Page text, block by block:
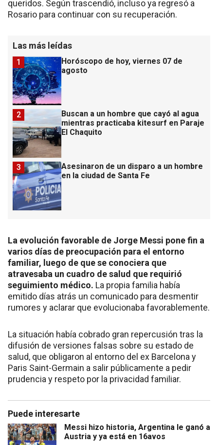
queridos. Según trascendió, incluso ya regresó a
Rosario para continuar con su recuperación.
Las más leídas
Horóscopo de hoy, viernes 07 de
agosto
1
Buscan a un hombre que cayó al agua
mientras practicaba kitesurf en Paraje
El Chaquito
2
Asesinaron de un disparo a un hombre
en la ciudad de Santa Fe
3
La evolución favorable de Jorge Messi pone fin a
varios días de preocupación para el entorno
familiar, luego de que se conociera que
atravesaba un cuadro de salud que requirió
seguimiento médico. La propia familia había
emitido días atrás un comunicado para desmentir
rumores y aclarar que evolucionaba favorablemente.
La situación había cobrado gran repercusión tras la
difusión de versiones falsas sobre su estado de
salud, que obligaron al entorno del ex Barcelona y
Paris Saint-Germain a salir públicamente a pedir
prudencia y respeto por la privacidad familiar.
Puede interesarte
Messi hizo historia, Argentina le ganó a
Austria y ya está en 16avos